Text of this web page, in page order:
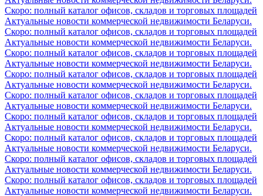
Скоро: полный каталог офисов, складов и торговых площадей
Актуальные новости коммерческой недвижимости Беларуси.
Скоро: полный каталог офисов, складов и торговых площадей
Актуальные новости коммерческой недвижимости Беларуси.
Скоро: полный каталог офисов, складов и торговых площадей
Актуальные новости коммерческой недвижимости Беларуси.
Скоро: полный каталог офисов, складов и торговых площадей
Актуальные новости коммерческой недвижимости Беларуси.
Скоро: полный каталог офисов, складов и торговых площадей
Актуальные новости коммерческой недвижимости Беларуси.
Скоро: полный каталог офисов, складов и торговых площадей
Актуальные новости коммерческой недвижимости Беларуси.
Скоро: полный каталог офисов, складов и торговых площадей
Актуальные новости коммерческой недвижимости Беларуси.
Скоро: полный каталог офисов, складов и торговых площадей
Актуальные новости коммерческой недвижимости Беларуси.
Скоро: полный каталог офисов, складов и торговых площадей
Актуальные новости коммерческой недвижимости Беларуси.